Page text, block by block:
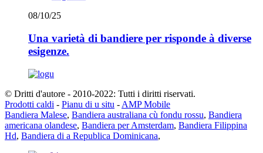
08/10/25
Una varietà di bandiere per risponde à diverse
esigenze.
© Dritti d'autore - 2010-2022: Tutti i diritti riservati.
Prodotti caldi - Pianu di u situ - AMP Mobile
Bandiera Malese, Bandiera australiana cù fondu rossu, Bandiera
americana olandese, Bandiera per Amsterdam, Bandiera Filippina
Hd, Bandiera di a Republica Dominicana,